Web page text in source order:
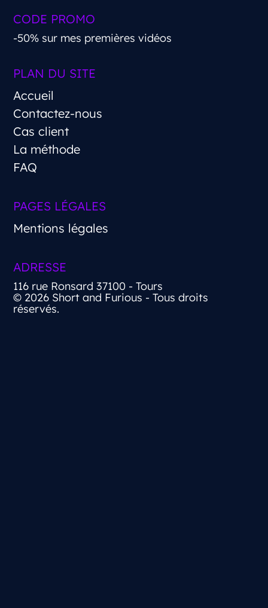
CODE PROMO
-50% sur mes premières vidéos
PLAN DU SITE
Accueil
Contactez-nous
Cas client
La méthode
FAQ
PAGES LÉGALES
Mentions légales
ADRESSE
116 rue Ronsard 37100 - Tours
© 2026 Short and Furious - Tous droits
réservés.